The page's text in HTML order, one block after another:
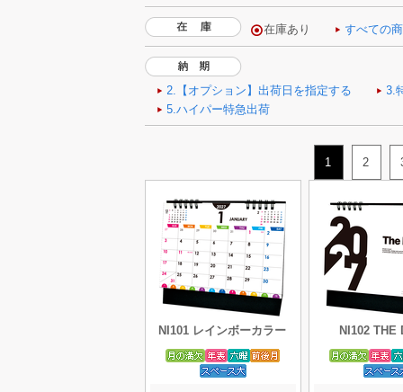
1 2
NI101 レインボーカラー NI102 THE